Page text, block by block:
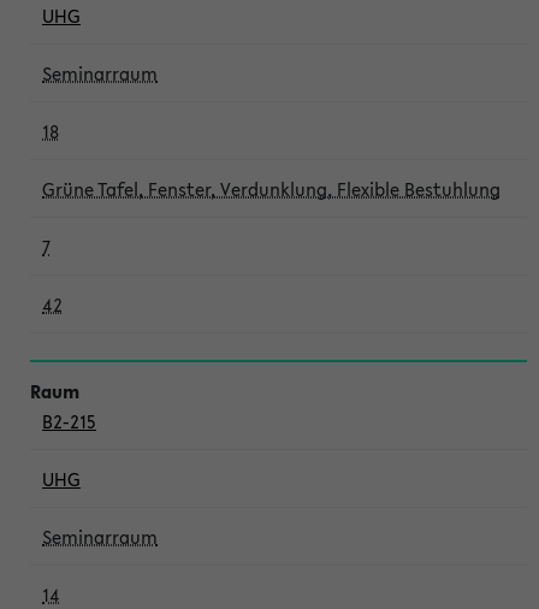
UHG
Seminarraum
18
Grüne Tafel, Fenster, Verdunklung, Flexible Bestuhlung
7
42
B2-215
UHG
Seminarraum
14